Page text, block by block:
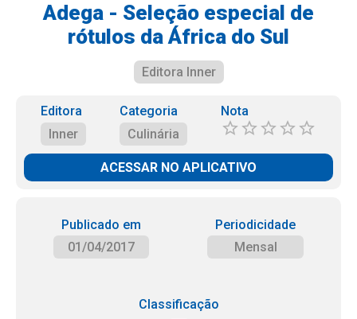
Adega - Seleção especial de
rótulos da África do Sul
Editora Inner
Editora
Inner
Categoria
Culinária
Nota
ACESSAR NO APLICATIVO
Publicado em
01/04/2017
Periodicidade
Mensal
Classificação